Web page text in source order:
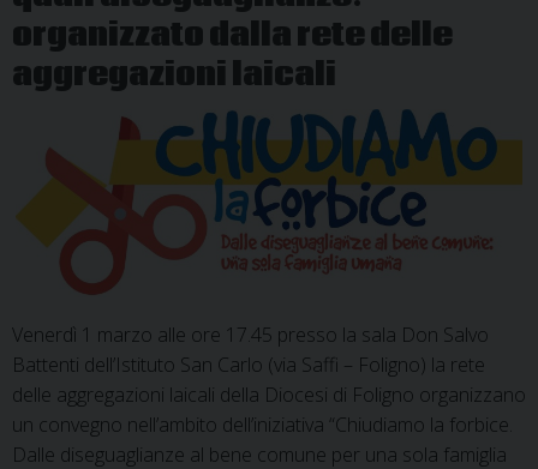
organizzato dalla rete delle
aggregazioni laicali
Venerdì 1 marzo alle ore 17.45 presso la sala Don Salvo
Battenti dell’Istituto San Carlo (via Saffi – Foligno) la rete
delle aggregazioni laicali della Diocesi di Foligno organizzano
un convegno nell’ambito dell’iniziativa “Chiudiamo la forbice.
Dalle diseguaglianze al bene comune per una sola famiglia